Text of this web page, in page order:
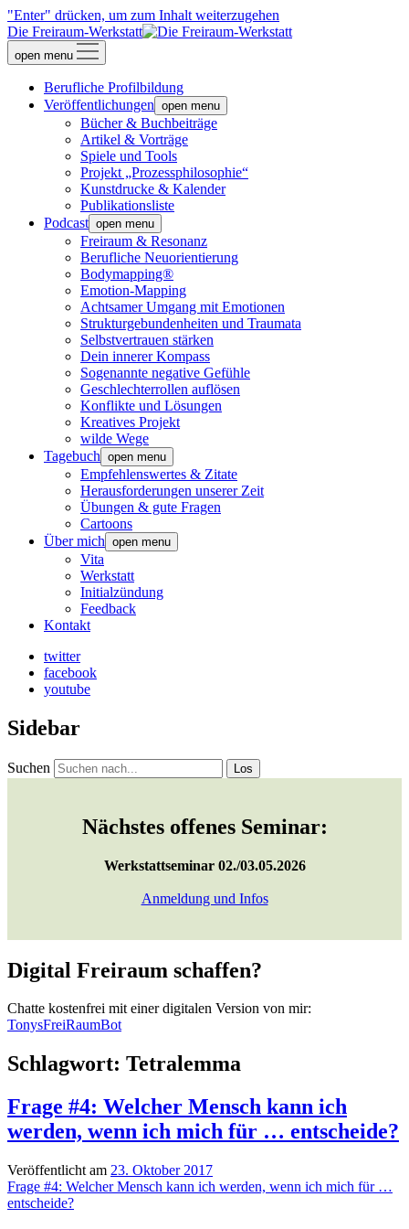
"Enter" drücken, um zum Inhalt weiterzugehen
Die Freiraum-Werkstatt
open menu
Berufliche Profilbildung
Veröffentlichungen open menu
Bücher & Buchbeiträge
Artikel & Vorträge
Spiele und Tools
Projekt „Prozessphilosophie“
Kunstdrucke & Kalender
Publikationsliste
Podcast open menu
Freiraum & Resonanz
Berufliche Neuorientierung
Bodymapping®
Emotion-Mapping
Achtsamer Umgang mit Emotionen
Strukturgebundenheiten und Traumata
Selbstvertrauen stärken
Dein innerer Kompass
Sogenannte negative Gefühle
Geschlechterrollen auflösen
Konflikte und Lösungen
Kreatives Projekt
wilde Wege
Tagebuch open menu
Empfehlenswertes & Zitate
Herausforderungen unserer Zeit
Übungen & gute Fragen
Cartoons
Über mich open menu
Vita
Werkstatt
Initialzündung
Feedback
Kontakt
twitter
facebook
youtube
Sidebar
Suchen
Nächstes offenes Seminar:
Werkstattseminar 02./03.05.2026
Anmeldung und Infos
Digital Freiraum schaffen?
Chatte kostenfrei mit einer digitalen Version von mir:
TonysFreiRaumBot
Schlagwort: Tetralemma
Frage #4: Welcher Mensch kann ich
werden, wenn ich mich für … entscheide?
Veröffentlicht am 23. Oktober 2017
Frage #4: Welcher Mensch kann ich werden, wenn ich mich für …
entscheide?